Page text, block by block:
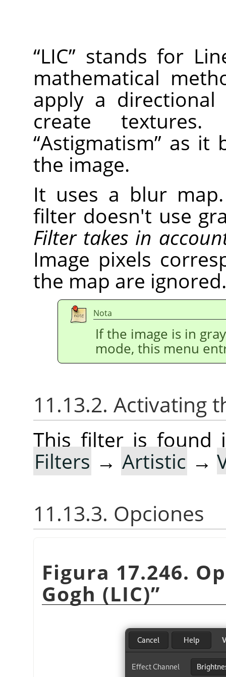
“LIC” stands for
mathematical
apply a
create
“Astigmatism” as it
the image.
It uses a blur
filter doesn't use
Filter takes in
Image pixels
the map are ignored.
Nota
If the image is in
mode, this menu
11.13.2. Activating
This filter is found
Filters → Artistic →
11.13.3. Opciones
Figura 17.246.
Gogh (LIC)”